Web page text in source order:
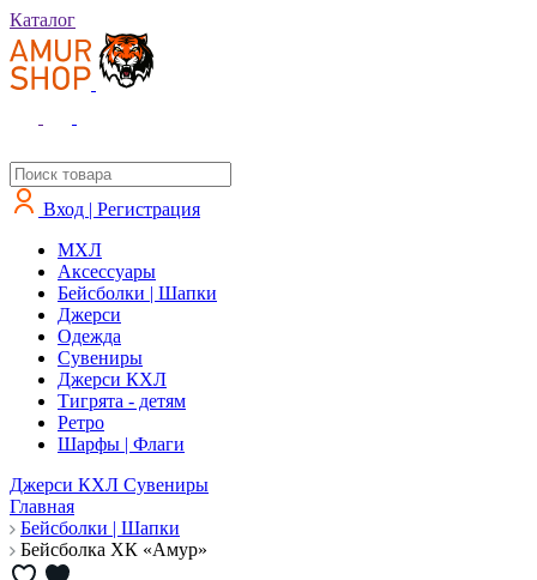
Каталог
Вход | Регистрация
MXЛ
Аксессуары
Бейсболки | Шапки
Джерси
Одежда
Сувениры
Джерси КХЛ
Тигрята - детям
Ретро
Шарфы | Флаги
Джерси КХЛ Сувениры
Главная
Бейсболки | Шапки
Бейсболка ХК «Амур»